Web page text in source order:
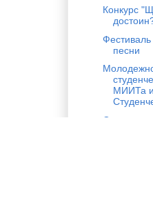
Конкурс
песни
МИИТа и